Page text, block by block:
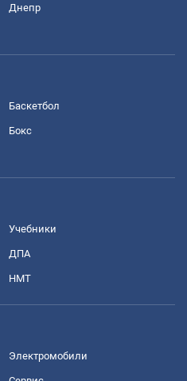
Днепр
Баскетбол
Бокс
Учебники
ДПА
НМТ
Электромобили